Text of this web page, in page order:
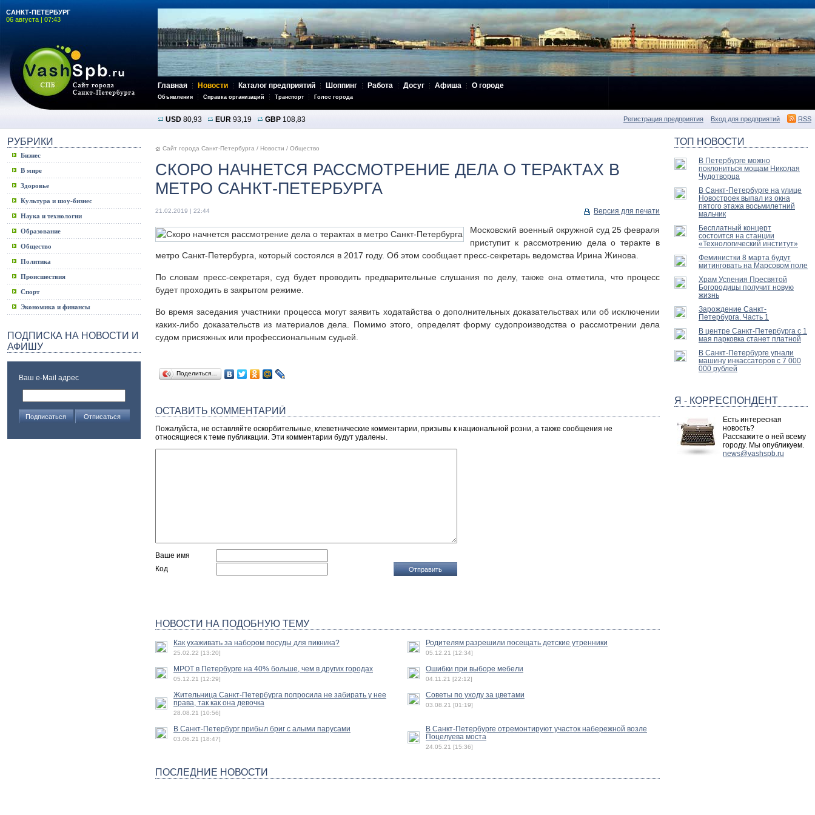
САНКТ-ПЕТЕРБУРГ
06 августа | 07:43
Главная Новости Каталог предприятий Шоппинг Работа Досуг Афиша О городе
Объявления Справка организаций Транспорт Голос города
USD 80,93 EUR 93,19 GBP 108,83 Регистрация предприятия Вход для предприятий RSS
РУБРИКИ
Бизнес
В мире
Здоровье
Культура и шоу-бизнес
Наука и технологии
Образование
Общество
Политика
Происшествия
Спорт
Экономика и финансы
ПОДПИСКА НА НОВОСТИ И
АФИШУ
Ваш e-Mail адрес
Сайт города Санкт-Петербурга / Новости / Общество
СКОРО НАЧНЕТСЯ РАССМОТРЕНИЕ ДЕЛА О ТЕРАКТАХ В
МЕТРО САНКТ-ПЕТЕРБУРГА
21.02.2019 | 22:44 Версия для печати
Московский военный окружной суд 25 февраля
приступит к рассмотрению дела о теракте в
метро Санкт-Петербурга, который состоялся в 2017 году. Об этом сообщает пресс-секретарь ведомства Ирина Жинова.
По словам пресс-секретаря, суд будет проводить предварительные слушания по делу, также она отметила, что процесс
будет проходить в закрытом режиме.
Во время заседания участники процесса могут заявить ходатайства о дополнительных доказательствах или об исключении
каких-либо доказательств из материалов дела. Помимо этого, определят форму судопроизводства о рассмотрении дела
судом присяжных или профессиональным судьей.
Поделиться…
ОСТАВИТЬ КОММЕНТАРИЙ
Пожалуйста, не оставляйте оскорбительные, клеветнические комментарии, призывы к национальной розни, а также сообщения не
относящиеся к теме публикации. Эти комментарии будут удалены.
Ваше имя
Код
НОВОСТИ НА ПОДОБНУЮ ТЕМУ
Как ухаживать за набором посуды для пикника?
25.02.22 [13:20]
Родителям разрешили посещать детские утренники
05.12.21 [12:34]
МРОТ в Петербурге на 40% больше, чем в других городах
05.12.21 [12:29]
Ошибки при выборе мебели
04.11.21 [22:12]
Жительница Санкт-Петербурга попросила не забирать у нее
права, так как она девочка
28.08.21 [10:56]
Советы по уходу за цветами
03.08.21 [01:19]
В Санкт-Петербург прибыл бриг с алыми парусами
03.06.21 [18:47]
В Санкт-Петербурге отремонтируют участок набережной возле
Поцелуева моста
24.05.21 [15:36]
ПОСЛЕДНИЕ НОВОСТИ
ТОП НОВОСТИ
В Петербурге можно
поклониться мощам Николая
Чудотворца
В Санкт-Петербурге на улице
Новостроек выпал из окна
пятого этажа восьмилетний
мальчик
Бесплатный концерт
состоится на станции
«Технологический институт»
Феминистки 8 марта будут
митинговать на Марсовом поле
Храм Успения Пресвятой
Богородицы получит новую
жизнь
Зарождение Санкт-
Петербурга. Часть 1
В центре Санкт-Петербурга с 1
мая парковка станет платной
В Санкт-Петербурге угнали
машину инкассаторов с 7 000
000 рублей
Я - КОРРЕСПОНДЕНТ
Есть интересная
новость?
Расскажите о ней всему
городу. Мы опубликуем.
news@vashspb.ru